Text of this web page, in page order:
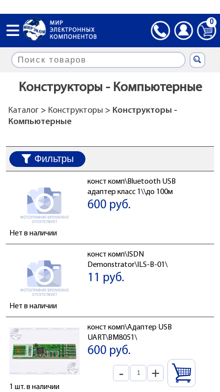
0
Конструкторы - Компьютерные
Каталог> Конструкторы > Конструкторы -
Компьютерные
Фильтры
конст комп\Bluetooth USB
адаптер класс 1\\до 100м
600 руб.
Нет в наличии
конст комп\ISDN
Demonstrator\ILS-B-01\
11 руб.
Нет в наличии
конст комп\Адаптер USB
UART\BM8051\
600 руб.
- +
1 шт. в наличии